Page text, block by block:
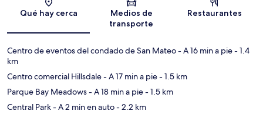
Sección del mapa
Qué hay cerca
Medios de
transporte
Restaurantes
Centro de eventos del condado de San Mateo- A 16 min a pie- 1.4
km
Centro comercial Hillsdale- A 17 min a pie- 1.5 km
Parque Bay Meadows- A 18 min a pie- 1.5 km
Central Park- A 2 min en auto- 2.2 km